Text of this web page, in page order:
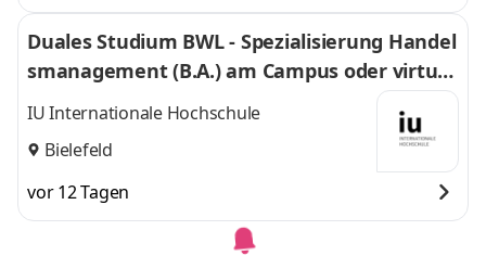
Duales Studium BWL - Spezialisierung Handel
smanagement (B.A.) am Campus oder virtuel
l
IU Internationale Hochschule
Bielefeld
vor 12 Tagen